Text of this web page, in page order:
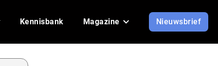
Kennisbank Magazine Nieuwsbrief